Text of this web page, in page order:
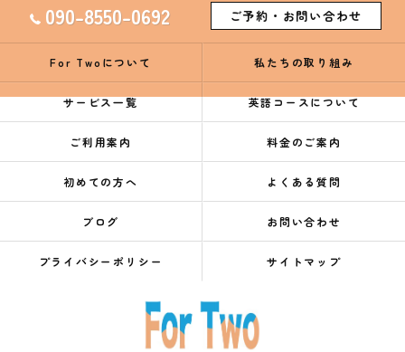
090-8550-0692 ご予約・お問い合わせ
For Twoについて 私たちの取り組み
サービス一覧 英語コースについて
ご利用案内 料金のご案内
初めての方へ よくある質問
ブログ お問い合わせ
プライバシーポリシー サイトマップ